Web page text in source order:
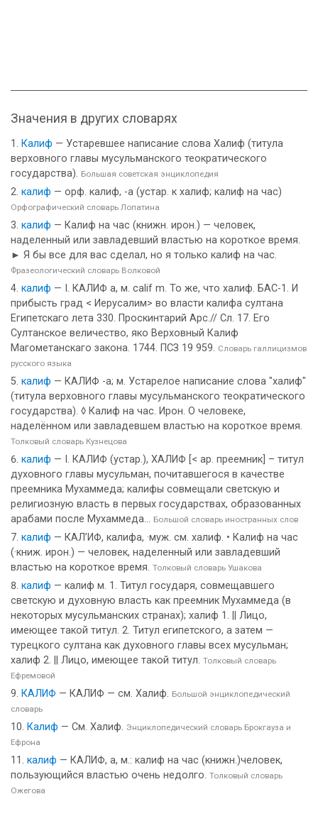
Значения в других словарях
Калиф — Устаревшее написание слова Халиф (титула
верховного главы мусульманского теократического
государства). Большая советская энциклопедия
калиф — орф. калиф, -а (устар. к халиф; калиф на час)
Орфографический словарь Лопатина
калиф — Калиф на час (книжн. ирон.) — человек,
наделенный или завладевший властью на короткое время.
► Я бы все для вас сделал, но я только калиф на час.
Фразеологический словарь Волковой
калиф — I. КАЛИФ а, м. calif m. То же, что халиф. БАС-1. И
прибысть град < Иерусалим> во власти калифа султана
Египетскаго лета 330. Проскинтарий Арс.// Сл. 17. Его
Султанское величество, яко Верховный Калиф
Магометанскаго закона. 1744. ПСЗ 19 959. Словарь галлицизмов
русского языка
калиф — КАЛИФ -а; м. Устарелое написание слова "халиф"
(титула верховного главы мусульманского теократического
государства). ◊ Калиф на час. Ирон. О человеке,
наделённом или завладевшем властью на короткое время.
Толковый словарь Кузнецова
калиф — I. КАЛИФ (устар.), ХАЛИФ [< ар. преемник] – титул
духовного главы мусульман, почитавшегося в качестве
преемника Мухаммеда; калифы совмещали светскую и
религиозную власть в первых государствах, образованных
арабами после Мухаммеда... Большой словарь иностранных слов
калиф — КАЛ’ИФ, калифа, ·муж. см. халиф. • Калиф на час
(·книж. ирон.) — человек, наделенный или завладевший
властью на короткое время. Толковый словарь Ушакова
калиф — калиф м. 1. Титул государя, совмещавшего
светскую и духовную власть как преемник Мухаммеда (в
некоторых мусульманских странах); халиф 1. || Лицо,
имеющее такой титул. 2. Титул египетского, а затем —
турецкого султана как духовного главы всех мусульман;
халиф 2. || Лицо, имеющее такой титул. Толковый словарь
Ефремовой
КАЛИФ — КАЛИФ — см. Халиф. Большой энциклопедический
словарь
Калиф — См. Халиф. Энциклопедический словарь Брокгауза и
Ефрона
калиф — КАЛИФ, а, м.: калиф на час (книжн.)человек,
пользующийся властью очень недолго. Толковый словарь
Ожегова